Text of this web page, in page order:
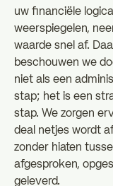
uw financiële
weerspiegelen,
waarde snel af.
beschouwen we
niet als een
stap; het is een
stap. We zorgen
deal netjes wordt
zonder hiaten
afgesproken,
geleverd.